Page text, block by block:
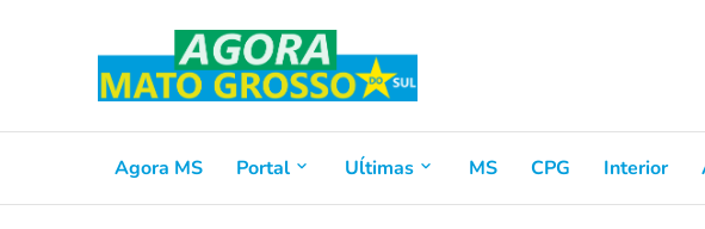
Agora MS Portal Uĺtimas MS CPG Interior